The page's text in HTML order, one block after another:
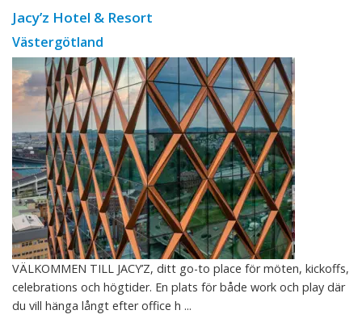
Jacy’z Hotel & Resort
Västergötland
VÄLKOMMEN TILL JACY’Z, ditt go-to place för möten, kickoffs,
celebrations och högtider. En plats för både work och play där
du vill hänga långt efter office h ...